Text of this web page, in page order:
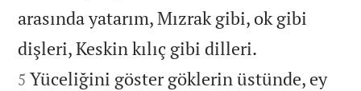
arasında yatarım, Mızrak gibi, ok gibi
dişleri, Keskin kılıç gibi dilleri.
5 Yüceliğini göster göklerin üstünde, ey